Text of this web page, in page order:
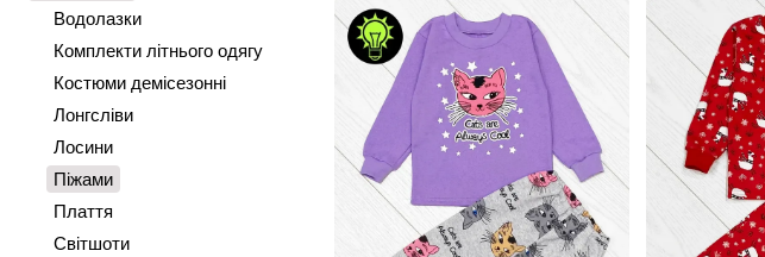
Водолазки
Комплекти літнього одягу
Костюми демісезонні
Лонгсліви
Лосини
Піжами
Плаття
Світшоти